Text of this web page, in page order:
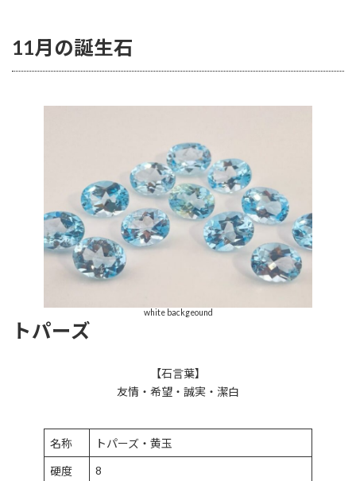
11月の誕生石
white backgeound
トパーズ
【石言葉】
友情・希望・誠実・潔白
名称 トパーズ・黄玉
硬度 8